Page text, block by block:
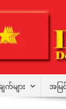
a New Society
က်များ အမ